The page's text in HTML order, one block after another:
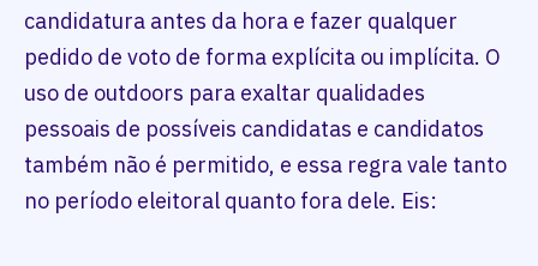
candidatura antes da hora e fazer qualquer
pedido de voto de forma explícita ou implícita. O
uso de outdoors para exaltar qualidades
pessoais de possíveis candidatas e candidatos
também não é permitido, e essa regra vale tanto
no período eleitoral quanto fora dele. Eis: